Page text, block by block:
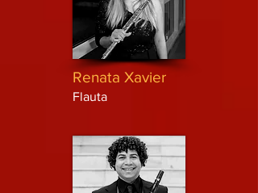
Renata Xavier
Flauta